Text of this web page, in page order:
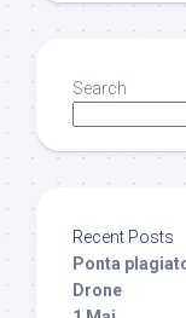
Search
Recent Posts
Ponta
Drone